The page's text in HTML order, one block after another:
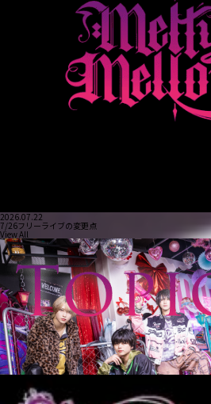
2026.07.22
7/26フリーライブの変更点
View All